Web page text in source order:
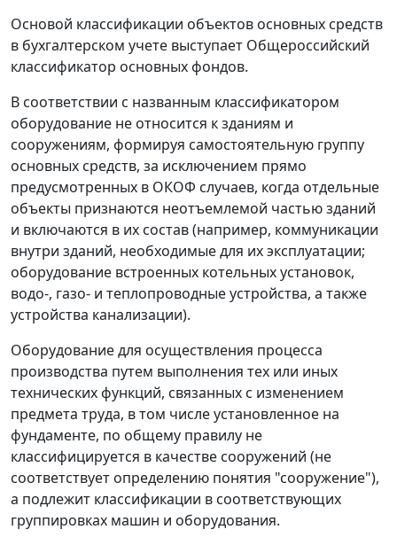
Основой классификации объектов основных средств
в бухгалтерском учете выступает Общероссийский
классификатор основных фондов.
В соответствии с названным классификатором
оборудование не относится к зданиям и
сооружениям, формируя самостоятельную группу
основных средств, за исключением прямо
предусмотренных в ОКОФ случаев, когда отдельные
объекты признаются неотъемлемой частью зданий
и включаются в их состав (например, коммуникации
внутри зданий, необходимые для их эксплуатации;
оборудование встроенных котельных установок,
водо-, газо- и теплопроводные устройства, а также
устройства канализации).
Оборудование для осуществления процесса
производства путем выполнения тех или иных
технических функций, связанных с изменением
предмета труда, в том числе установленное на
фундаменте, по общему правилу не
классифицируется в качестве сооружений (не
соответствует определению понятия "сооружение"),
а подлежит классификации в соответствующих
группировках машин и оборудования.